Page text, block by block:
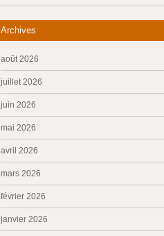
Archives
août 2026
juillet 2026
juin 2026
mai 2026
avril 2026
mars 2026
février 2026
janvier 2026